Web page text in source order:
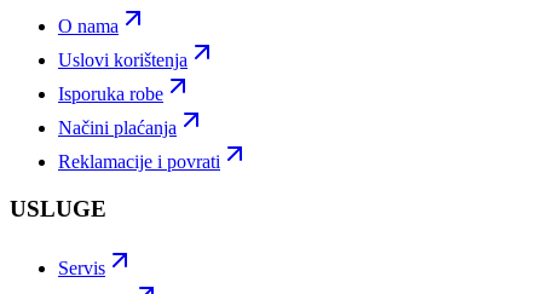
O nama
Uslovi korištenja
Isporuka robe
Načini plaćanja
Reklamacije i povrati
USLUGE
Servis